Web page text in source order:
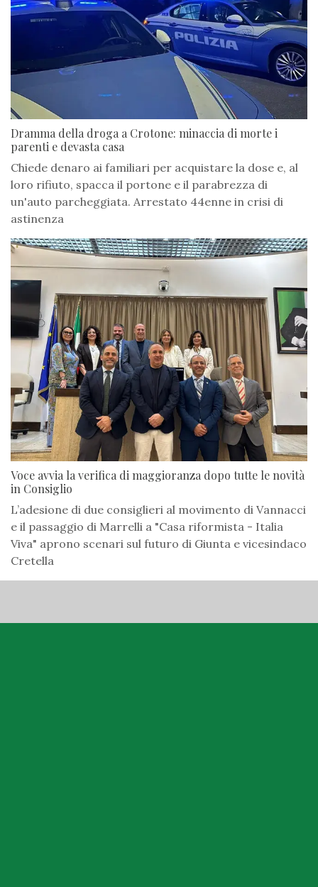
Dramma della droga a Crotone: minaccia di morte i
parenti e devasta casa
Chiede denaro ai familiari per acquistare la dose e, al
loro rifiuto, spacca il portone e il parabrezza di
un'auto parcheggiata. Arrestato 44enne in crisi di
astinenza
Voce avvia la verifica di maggioranza dopo tutte le novità
in Consiglio
L’adesione di due consiglieri al movimento di Vannacci
e il passaggio di Marrelli a "Casa riformista - Italia
Viva" aprono scenari sul futuro di Giunta e vicesindaco
Cretella